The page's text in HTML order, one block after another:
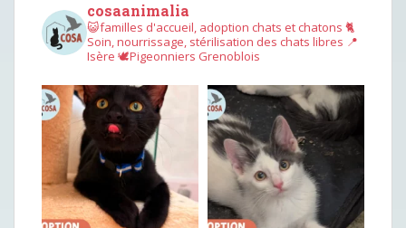
cosaanimalia
😺familles d'accueil, adoption chats et chatons 🐈
Soin, nourrissage, stérilisation des chats libres 📍
Isère 🕊︎Pigeonniers Grenoblois